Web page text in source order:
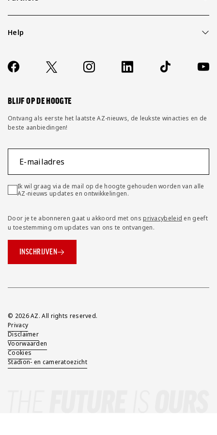
Help
Contact
FAQ
Socials
https://www.facebook.com/AZAlkmaar
X Instagram LinkedIn TikTok
BLIJF OP DE HOOGTE
Ontvang als eerste het laatste AZ-nieuws, de leukste winacties en de
beste aanbiedingen!
E-mailadres
Ik wil graag via de mail op de hoogte gehouden worden van alle
AZ-nieuws updates en ontwikkelingen.
Door je te abonneren gaat u akkoord met onsprivacybeleid en geeft
u toestemming om updates van ons te ontvangen.
INSCHRIJVEN
Overig
© 2026 AZ. All rights reserved.
Privacy
Disclaimer
Voorwaarden
Cookies
Stadion- en cameratoezicht